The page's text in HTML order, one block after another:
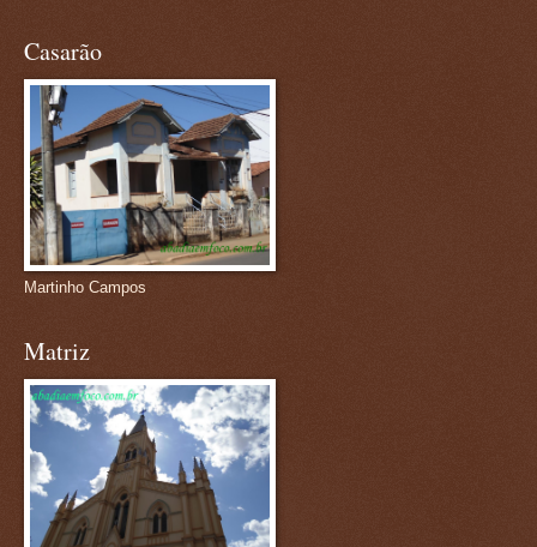
Casarão
Martinho Campos
Matriz